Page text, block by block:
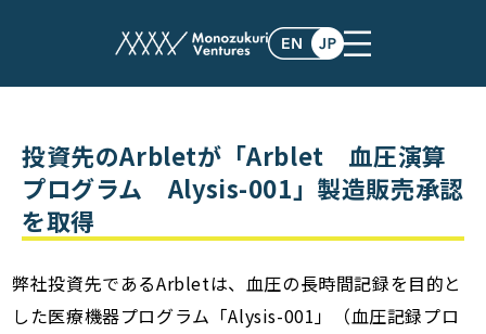
post
投資先のArbletが「Arblet 血圧演算
プログラム Alysis-001」製造販売承認
を取得
弊社投資先であるArbletは、血圧の長時間記録を目的と
した医療機器プログラム「Alysis-001」（血圧記録プロ